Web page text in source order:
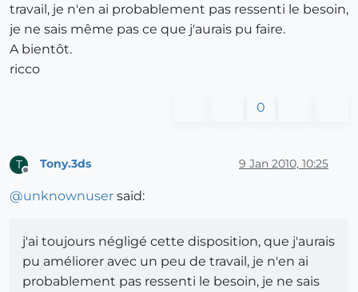
travail, je n'en ai probablement pas ressenti le besoin,
je ne sais même pas ce que j'aurais pu faire.
A bientôt.
ricco
0
T Tony.3ds 9 Jan 2010, 10:25
@unknownuser said:
j'ai toujours négligé cette disposition, que j'aurais
pu améliorer avec un peu de travail, je n'en ai
probablement pas ressenti le besoin, je ne sais